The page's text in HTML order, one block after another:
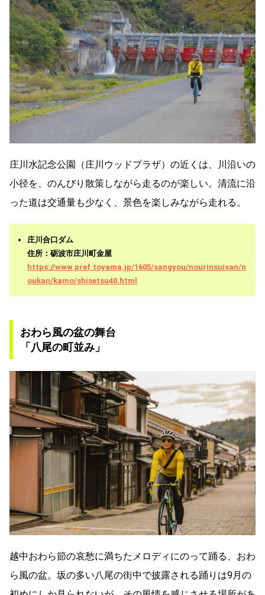
庄川水記念公園（庄川ウッドプラザ）の近くは、川沿いの
小径を、のんびり散策しながら走るのが楽しい。清流に沿
った道は交通量も少なく、景色を楽しみながら走れる。
庄川合口ダム
住所：砺波市庄川町金屋
https://www.pref.toyama.jp/1605/sangyou/nourinsuisan/n
oukan/kamo/shisetsu40.html
おわら風の盆の舞台
「八尾の町並み」
越中おわら節の哀愁に満ちたメロディにのって踊る、おわ
ら風の盆。坂の多い八尾の街中で披露される踊りは9月の